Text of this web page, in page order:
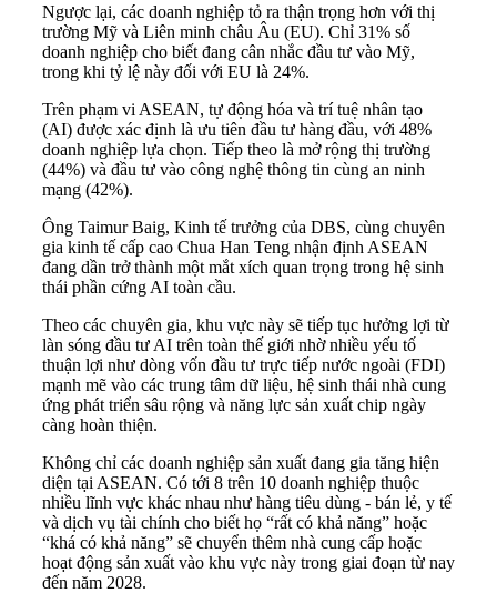
Ngược lại, các doanh nghiệp tỏ ra thận trọng hơn với thị
trường Mỹ và Liên minh châu Âu (EU). Chỉ 31% số
doanh nghiệp cho biết đang cân nhắc đầu tư vào Mỹ,
trong khi tỷ lệ này đối với EU là 24%.
Trên phạm vi ASEAN, tự động hóa và trí tuệ nhân tạo
(AI) được xác định là ưu tiên đầu tư hàng đầu, với 48%
doanh nghiệp lựa chọn. Tiếp theo là mở rộng thị trường
(44%) và đầu tư vào công nghệ thông tin cùng an ninh
mạng (42%).
Ông Taimur Baig, Kinh tế trưởng của DBS, cùng chuyên
gia kinh tế cấp cao Chua Han Teng nhận định ASEAN
đang dần trở thành một mắt xích quan trọng trong hệ sinh
thái phần cứng AI toàn cầu.
Theo các chuyên gia, khu vực này sẽ tiếp tục hưởng lợi từ
làn sóng đầu tư AI trên toàn thế giới nhờ nhiều yếu tố
thuận lợi như dòng vốn đầu tư trực tiếp nước ngoài (FDI)
mạnh mẽ vào các trung tâm dữ liệu, hệ sinh thái nhà cung
ứng phát triển sâu rộng và năng lực sản xuất chip ngày
càng hoàn thiện.
Không chỉ các doanh nghiệp sản xuất đang gia tăng hiện
diện tại ASEAN. Có tới 8 trên 10 doanh nghiệp thuộc
nhiều lĩnh vực khác nhau như hàng tiêu dùng - bán lẻ, y tế
và dịch vụ tài chính cho biết họ “rất có khả năng” hoặc
“khá có khả năng” sẽ chuyển thêm nhà cung cấp hoặc
hoạt động sản xuất vào khu vực này trong giai đoạn từ nay
đến năm 2028.